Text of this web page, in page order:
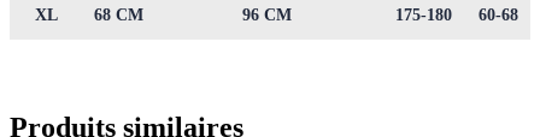
XL 68 CM 96 CM 175-180 60-68
Produits similaires